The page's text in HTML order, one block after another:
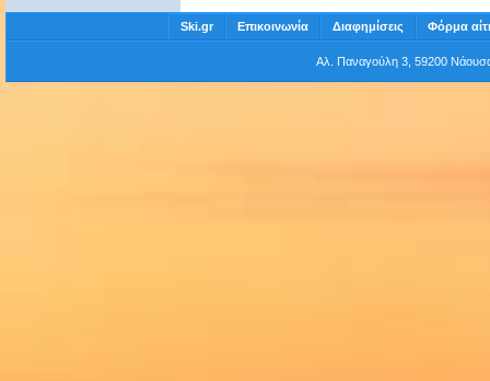
Ski.gr Επικοινωνία Διαφημίσεις Φόρμα
Αλ. Παναγούλη 3, 59200